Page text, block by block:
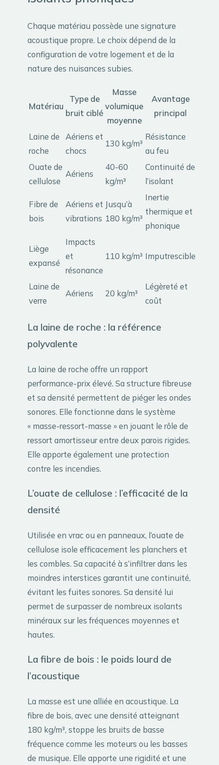
Chaque matériau possède une signature
acoustique propre. Le choix dépend de la
configuration de votre logement et de la
nature des nuisances subies.
Matériau
Type de
bruit ciblé
Masse
volumique
moyenne
Avantage
principal
Laine de
roche
Aériens et
chocs
130 kg/m³
Résistance
au feu
Ouate de
cellulose
Aériens
40-60
kg/m³
Continuité de
l’isolant
Fibre de
bois
Aériens et
vibrations
Jusqu’à
180 kg/m³
Inertie
thermique et
phonique
Liège
expansé
Impacts
et
résonance
110 kg/m³ Imputrescible
Laine de
verre
Aériens 20 kg/m³
Légèreté et
coût
La laine de roche : la référence
polyvalente
La laine de roche offre un rapport
performance-prix élevé. Sa structure fibreuse
et sa densité permettent de piéger les ondes
sonores. Elle fonctionne dans le système
« masse-ressort-masse » en jouant le rôle de
ressort amortisseur entre deux parois rigides.
Elle apporte également une protection
contre les incendies.
L’ouate de cellulose : l’efficacité de la
densité
Utilisée en vrac ou en panneaux, l’ouate de
cellulose isole efficacement les planchers et
les combles. Sa capacité à s’infiltrer dans les
moindres interstices garantit une continuité,
évitant les fuites sonores. Sa densité lui
permet de surpasser de nombreux isolants
minéraux sur les fréquences moyennes et
hautes.
La fibre de bois : le poids lourd de
l’acoustique
La masse est une alliée en acoustique. La
fibre de bois, avec une densité atteignant
180 kg/m³, stoppe les bruits de basse
fréquence comme les moteurs ou les basses
de musique. Elle apporte une rigidité et une